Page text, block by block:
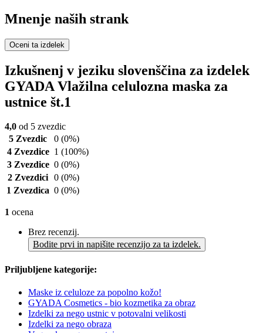
Mnenje naših strank
Oceni ta izdelek
Izkušnenj v jeziku slovenščina za izdelek
GYADA Vlažilna celulozna maska za
ustnice št.1
4,0 od 5 zvezdic
5 Zvezdic
0 (0%)
4 Zvezdice 1 (100%)
3 Zvezdice 0 (0%)
2 Zvezdici 0 (0%)
1 Zvezdica 0 (0%)
1 ocena
Brez recenzij.
Bodite prvi in napišite recenzijo za ta izdelek.
Priljubljene kategorije:
Maske iz celuloze za popolno kožo!
GYADA Cosmetics - bio kozmetika za obraz
Izdelki za nego ustnic v potovalni velikosti
Izdelki za nego obraza